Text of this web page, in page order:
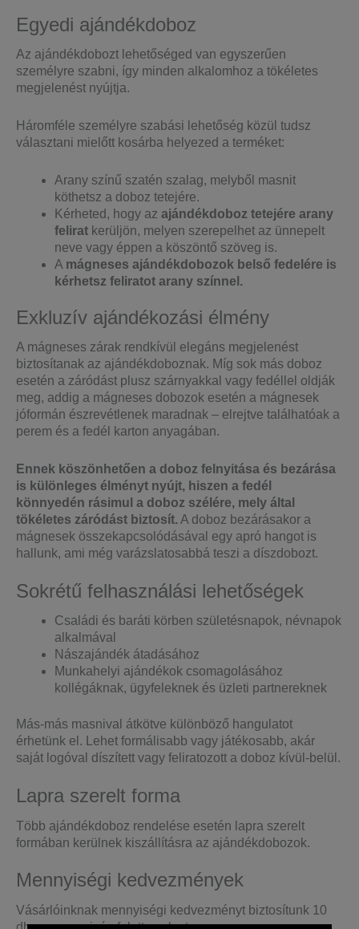
Egyedi ajándékdoboz
Az ajándékdobozt lehetőséged van egyszerűen
személyre szabni, így minden alkalomhoz a tökéletes
megjelenést nyújtja.
Háromféle személyre szabási lehetőség közül tudsz
választani mielőtt kosárba helyezed a terméket:
Arany színű szatén szalag, melyből masnit
köthetsz a doboz tetejére.
Kérheted, hogy az ajándékdoboz tetejére arany
felirat kerüljön, melyen szerepelhet az ünnepelt
neve vagy éppen a köszöntő szöveg is.
A mágneses ajándékdobozok belső fedelére is
kérhetsz feliratot arany színnel.
Exkluzív ajándékozási élmény
A mágneses zárak rendkívül elegáns megjelenést
biztosítanak az ajándékdoboznak. Míg sok más doboz
esetén a záródást plusz szárnyakkal vagy fedéllel oldják
meg, addig a mágneses dobozok esetén a mágnesek
jóformán észrevétlenek maradnak – elrejtve találhatóak a
perem és a fedél karton anyagában.
Ennek köszönhetően a doboz felnyitása és bezárása
is különleges élményt nyújt, hiszen a fedél
könnyedén rásimul a doboz szélére, mely által
tökéletes záródást biztosít. A doboz bezárásakor a
mágnesek összekapcsolódásával egy apró hangot is
hallunk, ami még varázslatosabbá teszi a díszdobozt.
Sokrétű felhasználási lehetőségek
Családi és baráti körben születésnapok, névnapok
alkalmával
Nászajándék átadásához
Munkahelyi ajándékok csomagolásához
kollégáknak, ügyfeleknek és üzleti partnereknek
Más-más masnival átkötve különböző hangulatot
érhetünk el. Lehet formálisabb vagy játékosabb, akár
saját logóval díszített vagy feliratozott a doboz kívül-belül.
Lapra szerelt forma
Több ajándékdoboz rendelése esetén lapra szerelt
formában kerülnek kiszállításra az ajándékdobozok.
Mennyiségi kedvezmények
Vásárlóinknak mennyiségi kedvezményt biztosítunk 10